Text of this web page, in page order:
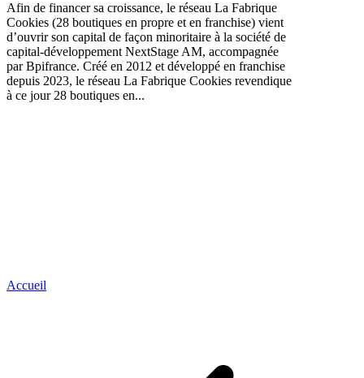
Afin de financer sa croissance, le réseau La Fabrique
Cookies (28 boutiques en propre et en franchise) vient
d’ouvrir son capital de façon minoritaire à la société de
capital-développement NextStage AM, accompagnée
par Bpifrance. Créé en 2012 et développé en franchise
depuis 2023, le réseau La Fabrique Cookies revendique
à ce jour 28 boutiques en...
Accueil